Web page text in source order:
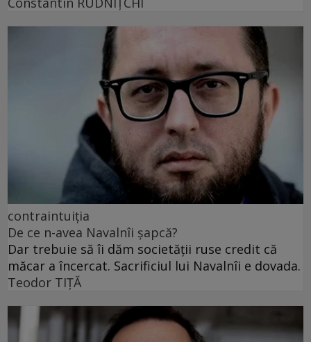
contraintuiția
De ce n-avea Navalnîi șapcă?
Dar trebuie să îi dăm societății ruse credit că
măcar a încercat. Sacrificiul lui Navalnîi e dovada.
Teodor TIŢĂ